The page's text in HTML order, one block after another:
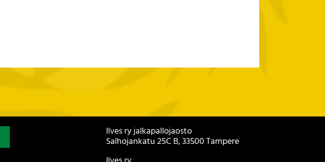
Ilves ry jalkapallojaosto
Salhojankatu 25C B, 33500 Tampere